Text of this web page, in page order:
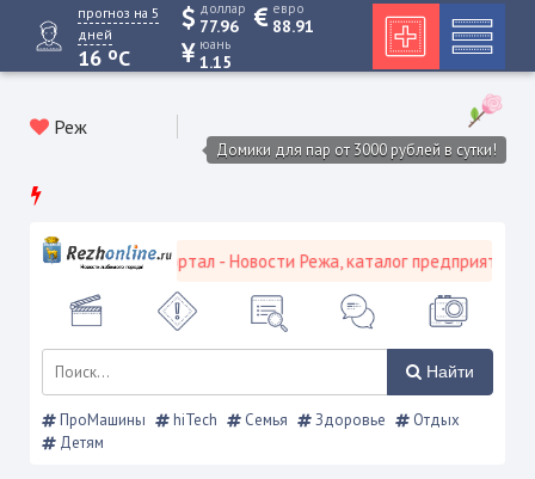
прогноз на 5
дней
16 oC
доллар
77.96
евро
88.91
юань
1.15
Реж
Домики для пар от 3000 рублей в сутки!
городской портал - Новости Режа, каталог предприятий,
Найти
ПроМашины hiTech Семья Здоровье
Отдых
Детям